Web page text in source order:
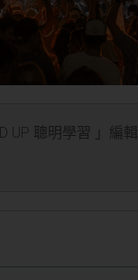
UP 聰明學習 」編